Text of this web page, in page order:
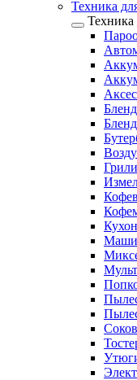
Техника
Техника
Грили